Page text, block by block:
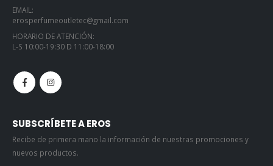
EMAIL:
erosperfumeoutletec@gmail.com
HORARIO DE ATENCIÓN:
L-S 10:00-19:30 D 11:00-18:00
SUBSCRÍBETE A EROS
Recibe de primera mano la información de nuestras promociones y
nuevos productos.